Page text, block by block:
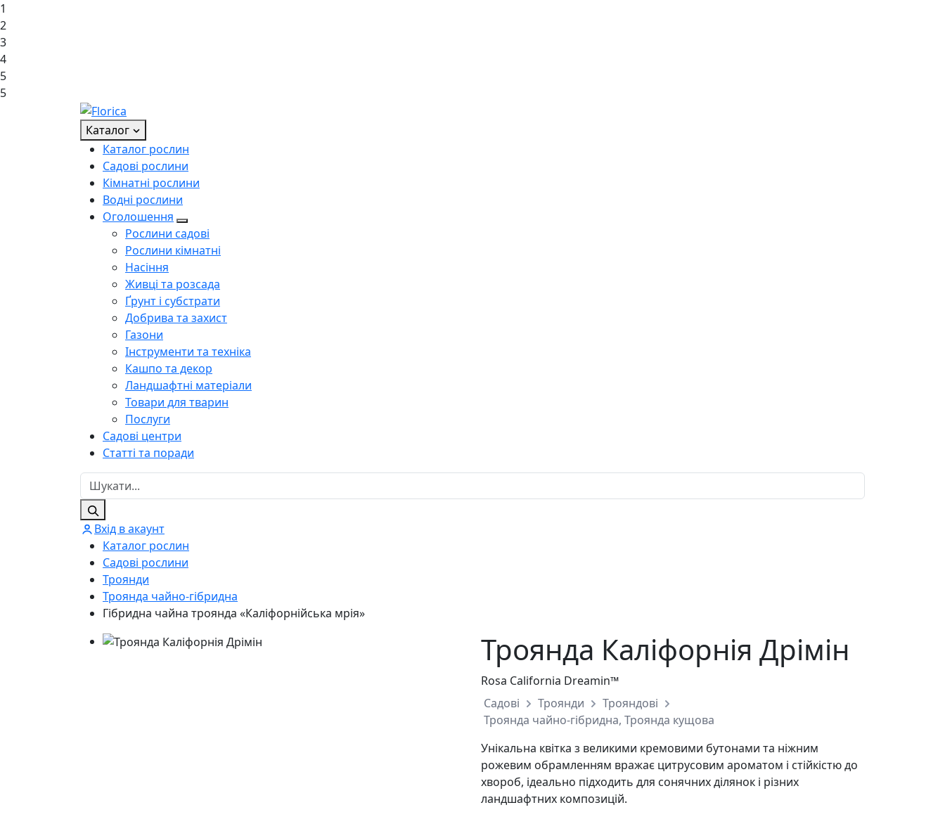
1
2
3
4
5
5
Каталог
Каталог рослин
Садові рослини
Кімнатні рослини
Водні рослини
Оголошення
Рослини садові
Рослини кімнатні
Насіння
Живці та розсада
Ґрунт і субстрати
Добрива та захист
Газони
Інструменти та техніка
Кашпо та декор
Ландшафтні матеріали
Товари для тварин
Послуги
Садові центри
Статті та поради
Вхід в акаунт
Каталог рослин
Садові рослини
Троянди
Троянда чайно-гібридна
Гібридна чайна троянда «Каліфорнійська мрія»
Троянда Каліфорнія Дрімін
Rosa California Dreamin™
Садові
Троянди
Трояндові
Троянда чайно-гібридна, Троянда кущова
Унікальна квітка з великими кремовими бутонами та ніжним
рожевим обрамленням вражає цитрусовим ароматом і стійкістю до
хвороб, ідеально підходить для сонячних ділянок і різних
ландшафтних композицій.